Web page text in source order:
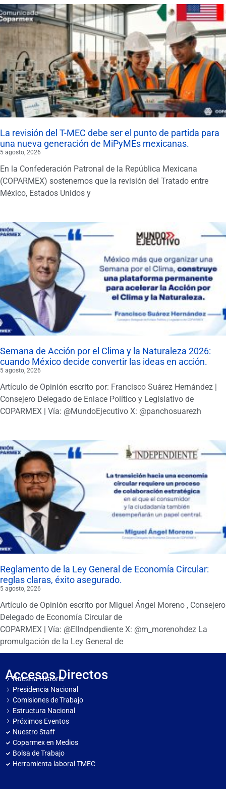
La revisión del T-MEC debe ser el punto de partida para
una nueva generación de MiPyMEs mexicanas.
5 agosto, 2026
En la Confederación Patronal de la República Mexicana
(COPARMEX) sostenemos que la revisión del Tratado entre
México, Estados Unidos y
Semana de Acción por el Clima y la Naturaleza 2026:
cuando México decide convertir las ideas en acción.
5 agosto, 2026
Artículo de Opinión escrito por: Francisco Suárez Hernández |
Consejero Delegado de Enlace Político y Legislativo de
COPARMEX | Vía: @MundoEjecutivo X: @panchosuarezh
Reglamento de la Ley General de Economía Circular:
reglas claras, éxito asegurado.
5 agosto, 2026
Artículo de Opinión escrito por Miguel Ángel Moreno , Consejero
Delegado de Economía Circular de
COPARMEX | Vía: @ElIndpendiente X: @m_morenohdez La
promulgación de la Ley General de
Accesos Directos
Nuestra Historia
Presidencia Nacional
Comisiones de Trabajo
Estructura Nacional
Próximos Eventos
Nuestro Staff
Coparmex en Medios
Bolsa de Trabajo
Herramienta laboral TMEC